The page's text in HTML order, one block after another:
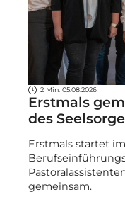
2 Min. |05.08.2026
Erstmals
des
Erstmals startet
gemeinsam.